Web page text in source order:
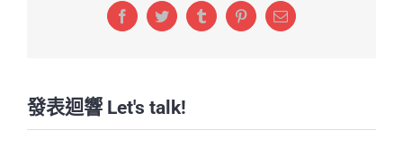
FacebookTwitterTumblrPinterestEmail:
發表迴響 Let's talk!